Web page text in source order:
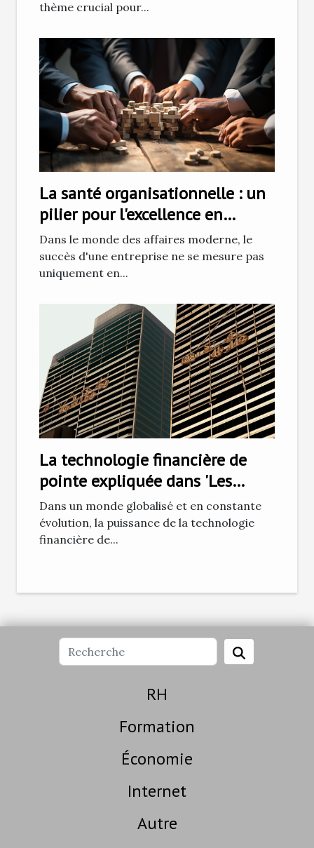
thème crucial pour...
La santé organisationnelle : un
pilier pour l'excellence en
affaires
Dans le monde des affaires moderne, le
succès d'une entreprise ne se mesure pas
uniquement en...
La technologie financière de
pointe expliquée dans 'Les
Essentiels Capital'
Dans un monde globalisé et en constante
évolution, la puissance de la technologie
financière de...
RH
Formation
Économie
Internet
Autre